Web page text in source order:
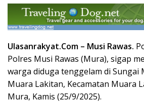
Ulasanrakyat.Com – Musi Rawas.
Polres Musi Rawas (Mura), sigap
warga diduga tenggelam di Sungai
Muara Lakitan, Kecamatan Muara
Mura, Kamis (25/9/2025).